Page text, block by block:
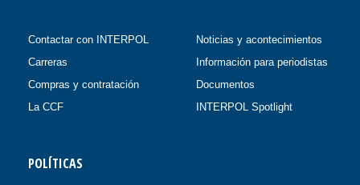
Contactar con INTERPOL
Carreras
Compras y contratación
La CCF
Noticias y acontecimientos
Información para periodistas
Documentos
INTERPOL Spotlight
POLÍTICAS